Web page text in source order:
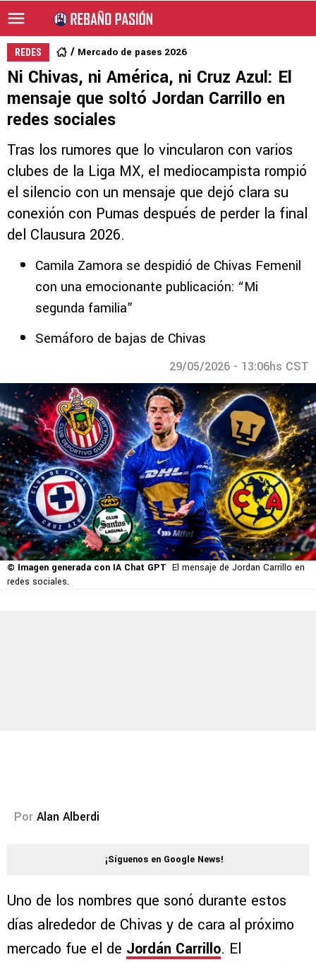
REDES Mercado de pases 2026
Ni Chivas, ni América, ni Cruz Azul: El
mensaje que soltó Jordan Carrillo en
redes sociales
Tras los rumores que lo vincularon con varios
clubes de la Liga MX, el mediocampista rompió
el silencio con un mensaje que dejó clara su
conexión con Pumas después de perder la final
del Clausura 2026.
Camila Zamora se despidió de Chivas Femenil
con una emocionante publicación: “Mi
segunda familia”
Semáforo de bajas de Chivas
29/05/2026 - 13:06hs CST
© Imagen generada con IA Chat GPT El mensaje de Jordan Carrillo en
redes sociales.
Por Alan Alberdi
¡Síguenos en Google News!
Uno de los nombres que sonó durante estos
días alrededor de Chivas y de cara al próximo
mercado fue el de Jordán Carrillo. El